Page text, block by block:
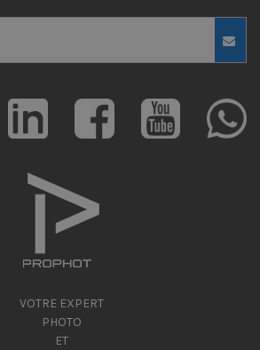
VOTRE EXPERT
PHOTO
ET